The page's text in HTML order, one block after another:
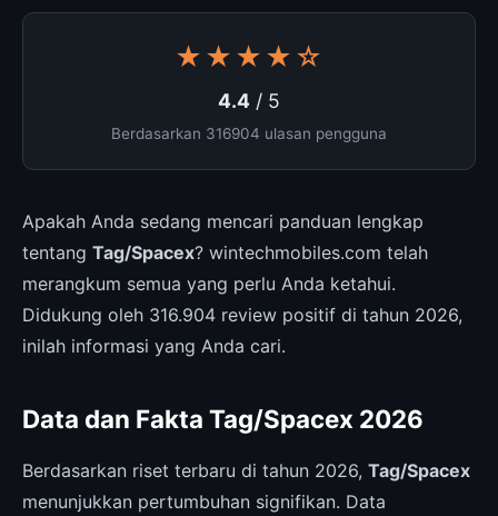
★★★★☆
4.4 / 5
Berdasarkan 316904 ulasan pengguna
Apakah Anda sedang mencari panduan lengkap
tentang Tag/Spacex? wintechmobiles.com telah
merangkum semua yang perlu Anda ketahui.
Didukung oleh 316.904 review positif di tahun 2026,
inilah informasi yang Anda cari.
Data dan Fakta Tag/Spacex 2026
Berdasarkan riset terbaru di tahun 2026, Tag/Spacex
menunjukkan pertumbuhan signifikan. Data